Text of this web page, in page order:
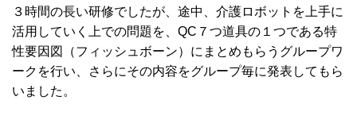
３時間の長い研修でしたが、途中、介護ロボットを上手に
活用していく上での問題を、 QC ７つ道具の１つである特
性要因図（フィッシュボーン）にまとめもらうグループワ
ークを行い、さらにその内容をグループ毎に発表してもら
いました。